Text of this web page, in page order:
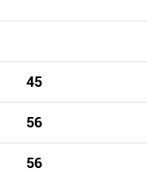
45
56
56